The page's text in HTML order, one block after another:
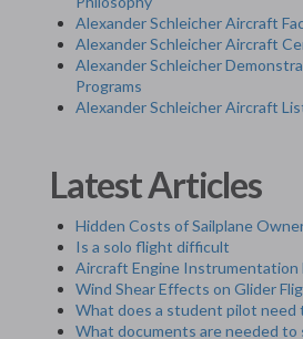
Alexander Schleicher Aircraft
Alexander Schleicher Aircraft
Alexander Schleicher
Programs
Alexander Schleicher Aircraft
Latest Articles
Hidden Costs of Sailplane
Is a solo flight difficult
Aircraft Engine Instrumentation
Wind Shear Effects on Glider
What does a student pilot need
What documents are needed to